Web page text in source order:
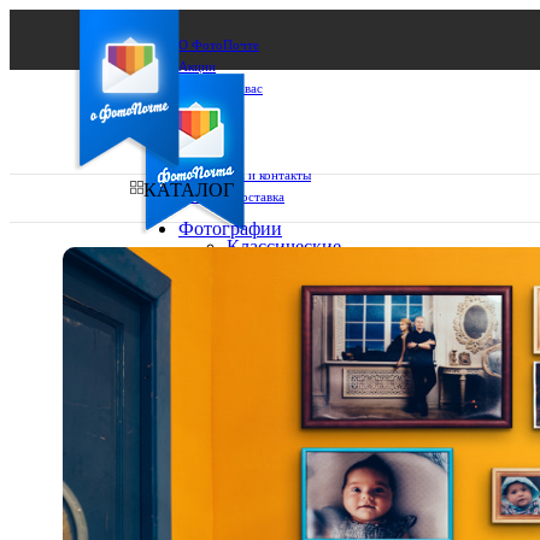
О ФотоПочте
Акции
Сделаем за вас
Бизнесу
FAQ
Франшиза
Поддержка и контакты
Оплата и доставка
Ваш город:
Выберите из списка:
КАТАЛОГ
Фотографии
Классические
10х10
10х15
15х15
15х20
20х20
20х30
30х30
30х40